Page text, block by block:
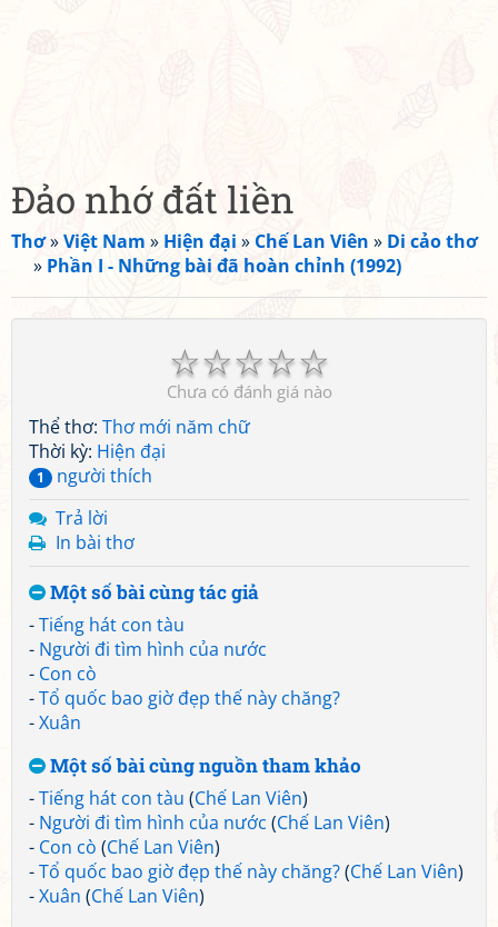
Đảo nhớ đất liền
Thơ»Việt Nam » Hiện đại » Chế Lan Viên » Di cảo thơ
» Phần I - Những bài đã hoàn chỉnh (1992)
☆
☆
☆
☆
☆
Chưa có đánh giá nào
Thể thơ: Thơ mới năm chữ
Thời kỳ: Hiện đại
1
người thích
Trả lời
In bài thơ
Một số bài cùng tác giả
-Tiếng hát con tàu
- Người đi tìm hình của nước
- Con cò
-Tổ quốc bao giờ đẹp thế này chăng?
-Xuân
Một số bài cùng nguồn tham khảo
-Tiếng hát con tàu (Chế Lan Viên)
- Người đi tìm hình của nước (Chế Lan Viên)
- Con cò (Chế Lan Viên)
-Tổ quốc bao giờ đẹp thế này chăng?(Chế Lan Viên)
-Xuân (Chế Lan Viên)